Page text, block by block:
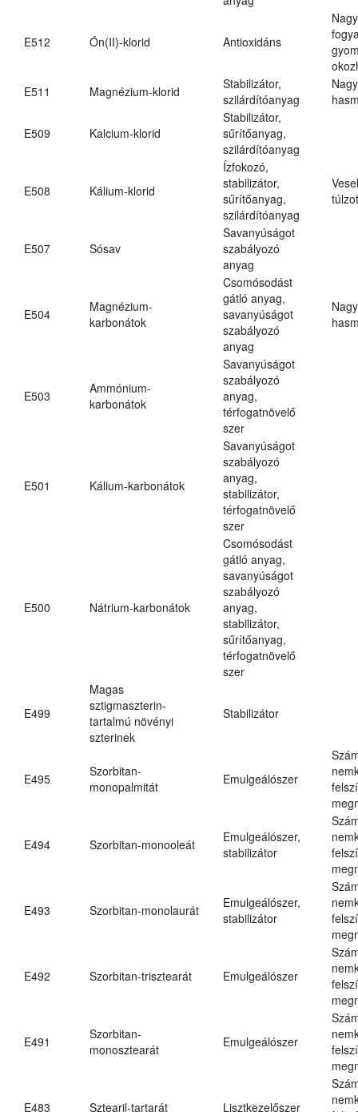
E512 Ón(II)-klorid Antioxidáns
E511
Magnézium-klorid
Stabilizátor,
szilárdítóanyag
E509 Kalcium-klorid
Stabilizátor,
sűrítőanyag,
szilárdítóanyag
E508 Kálium-klorid
Ízfokozó,
stabilizátor,
sűrítőanyag,
szilárdítóanyag
E507 Sósav
Savanyúságot
szabályozó
anyag
E504
Magnézium-
karbonátok
Csomósodást
gátló anyag,
savanyúságot
szabályozó
anyag
E503
Ammónium-
karbonátok
Savanyúságot
szabályozó
anyag,
térfogatnövelő
szer
E501 Kálium-karbonátok
Savanyúságot
szabályozó
anyag,
stabilizátor,
térfogatnövelő
szer
E500 Nátrium-karbonátok
Csomósodást
gátló anyag,
savanyúságot
szabályozó
anyag,
stabilizátor,
sűrítőanyag,
térfogatnövelő
szer
E499
Magas
sztigmaszterin-
tartalmú növényi
szterinek
Stabilizátor
E495
Szorbitan-
monopalmitát
Emulgeálószer
E494 Szorbitan-monooleát
Emulgeálószer,
stabilizátor
E493 Szorbitan-monolaurát
Emulgeálószer,
stabilizátor
E492 Szorbitan-trisztearát Emulgeálószer
E491
Szorbitan-
monosztearát
Emulgeálószer
E483 Sztearil-tartarát Lisztkezelőszer